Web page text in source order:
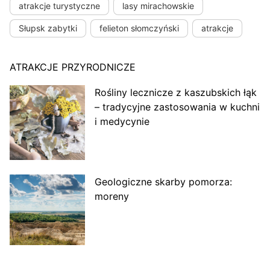
atrakcje turystyczne lasy mirachowskie
Słupsk zabytki felieton słomczyński atrakcje
ATRAKCJE PRZYRODNICZE
Rośliny lecznicze z kaszubskich łąk
– tradycyjne zastosowania w kuchni
i medycynie
Geologiczne skarby pomorza:
moreny